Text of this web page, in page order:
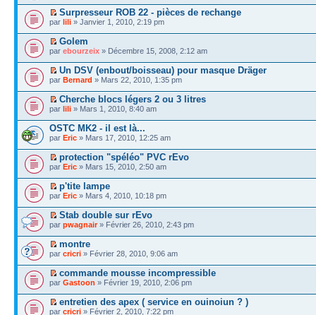
Surpresseur ROB 22 - pièces de rechange
par lili » Janvier 1, 2010, 2:19 pm
Golem
par ebourzeix » Décembre 15, 2008, 2:12 am
Un DSV (enbout/boisseau) pour masque Dräger
par Bernard » Mars 22, 2010, 1:35 pm
Cherche blocs légers 2 ou 3 litres
par lili » Mars 1, 2010, 8:40 am
OSTC MK2 - il est là...
par Eric » Mars 17, 2010, 12:25 am
protection "spéléo" PVC rEvo
par Eric » Mars 15, 2010, 2:50 am
p'tite lampe
par Eric » Mars 4, 2010, 10:18 pm
Stab double sur rEvo
par pwagnair» Février 26, 2010, 2:43 pm
montre
par cricri » Février 28, 2010, 9:06 am
commande mousse incompressible
par Gastoon » Février 19, 2010, 2:06 pm
entretien des apex ( service en ouinoiun ? )
par cricri » Février 2, 2010, 7:22 pm